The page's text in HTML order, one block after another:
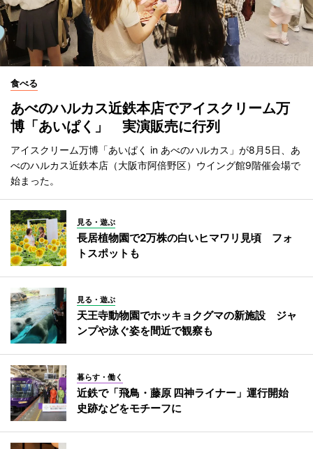
食べる
あべのハルカス近鉄本店でアイスクリーム万
博「あいぱく」 実演販売に行列
アイスクリーム万博「あいぱく in あべのハルカス」が8月5日、あ
べのハルカス近鉄本店（大阪市阿倍野区）ウイング館9階催会場で
始まった。
見る・遊ぶ
長居植物園で2万株の白いヒマワリ見頃 フォ
トスポットも
見る・遊ぶ
天王寺動物園でホッキョクグマの新施設 ジャ
ンプや泳ぐ姿を間近で観察も
暮らす・働く
近鉄で「飛鳥・藤原 四神ライナー」運行開始
史跡などをモチーフに